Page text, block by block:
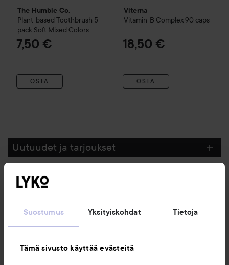
Suostumus Yksityiskohdat Tietoja
Tämä sivusto käyttää evästeitä
The Humble Co.
Plant-based Toothbrush 5-
pack Soft Mixed Colors
7,50 €
OSTA
Viterna
Vitamin-B Complex 90 caps
18,50 €
OSTA
Uutuudet ja tarjoukset
Seuraa meitä